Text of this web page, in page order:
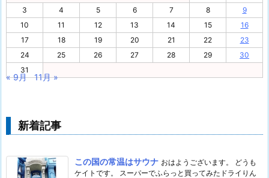
3
4 5 6 7 8
9
10
11 12 13 14 15
16
17
18 19 20 21 22
23
24
25 26 27 28 29
30
31
« 9月 11月 »
新着記事
この国の常温はサウナ おはようございます。 どうも
ケイトです。 スーパーでふらっと買ってみたドライりん